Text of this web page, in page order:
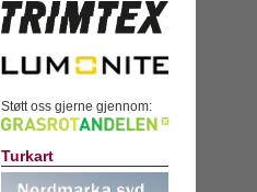
Støtt oss gjerne gjennom:
Turkart